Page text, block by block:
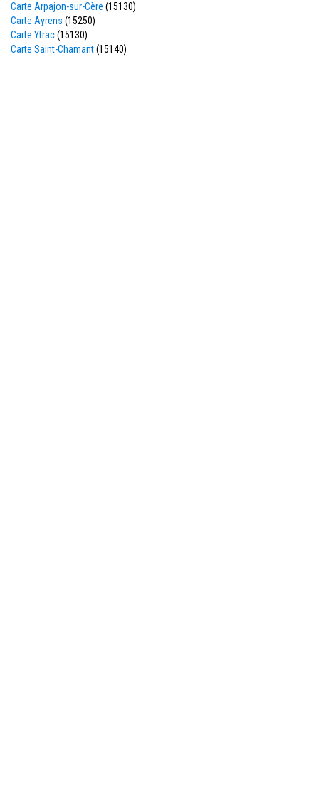
Carte Arpajon-sur-Cère (15130)
Carte Ayrens (15250)
Carte Ytrac(15130)
Carte Saint-Chamant(15140)